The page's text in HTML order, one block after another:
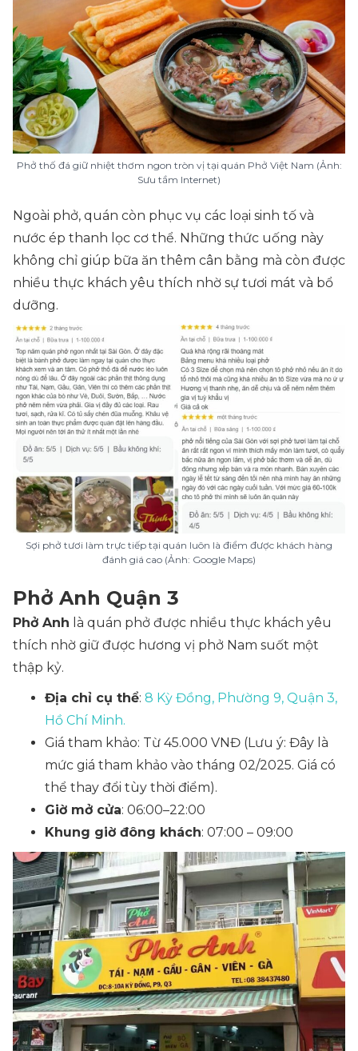
Phở thố đá giữ nhiệt thơm ngon tròn vị tại quán Phở Việt Nam (Ảnh:
Sưu tầm Internet)
Ngoài phở, quán còn phục vụ các loại sinh tố và
nước ép thanh lọc cơ thể. Những thức uống này
không chỉ giúp bữa ăn thêm cân bằng mà còn được
nhiều thực khách yêu thích nhờ sự tươi mát và bổ
dưỡng.
Sợi phở tươi làm trực tiếp tại quán luôn là điểm được khách hàng
đánh giá cao (Ảnh: Google Maps)
Phở Anh Quận 3
Phở Anh là quán phở được nhiều thực khách yêu
thích nhờ giữ được hương vị phở Nam suốt một
thập kỷ.
Địa chỉ cụ thể: 8 Kỳ Đồng, Phường 9, Quận 3,
Hồ Chí Minh.
Giá tham khảo: Từ 45.000 VNĐ (Lưu ý: Đây là
mức giá tham khảo vào tháng 02/2025. Giá có
thể thay đổi tùy thời điểm).
Giờ mở cửa: 06:00–22:00
Khung giờ đông khách: 07:00 – 09:00